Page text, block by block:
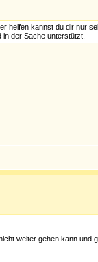
helfen kannst du dir nur
der Sache unterstützt.
weiter gehen kann und